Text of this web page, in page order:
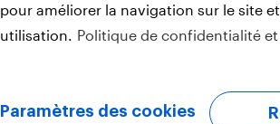
pour améliorer la navigation sur le site
utilisation. Politique de confidentialité
Paramètres des cookies